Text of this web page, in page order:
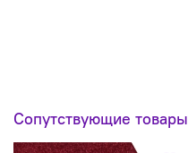
Сопутствующие товары